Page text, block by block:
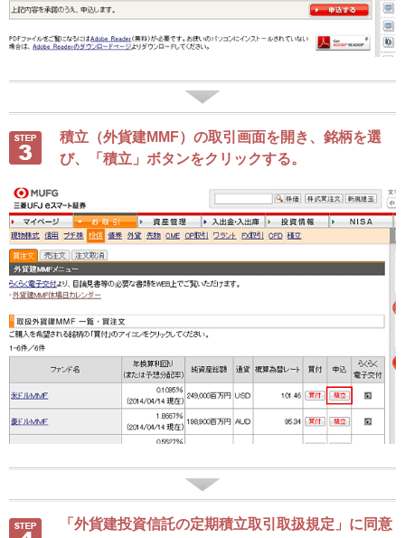
積立（外貨建MMF）の取引画面を開き、銘柄を選
び、「積立」ボタンをクリックする。
「外貨建投資信託の定期積立取引取扱規定」に同意